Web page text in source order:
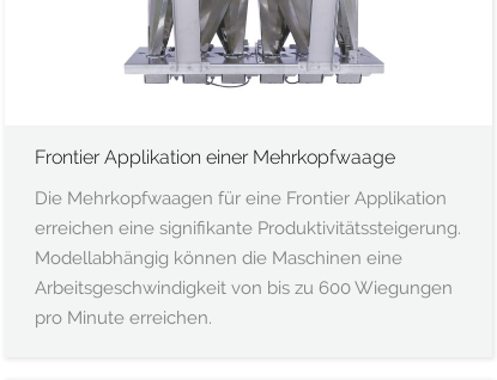
Frontier Applikation einer Mehrkopfwaage
Die Mehrkopfwaagen für eine Frontier Applikation
erreichen eine signifikante Produktivitätssteigerung.
Modellabhängig können die Maschinen eine
Arbeitsgeschwindigkeit von bis zu 600 Wiegungen
pro Minute erreichen.